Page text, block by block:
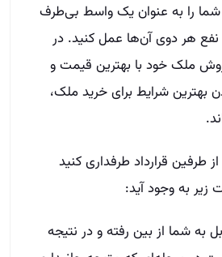
شما را به عنوان یک واسط بی‌طرف
نفع هر دوی آن‌ها عمل کنید. در
ملک خود با بهترین قیمت و
بهترین شرایط برای خرید ملک،
طرفین قرارداد طرفداری کنید
به وجود آید:
به شما از بین رفته و در نتیجه